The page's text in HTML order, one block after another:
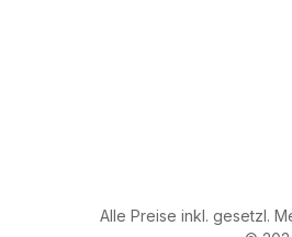
Alle Preise inkl. gesetzl.